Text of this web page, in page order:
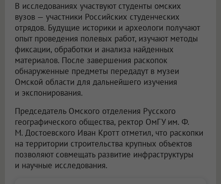
В исследованиях участвуют студенты омских
вузов — участники Российских студенческих
отрядов. Будущие историки и археологи получают
опыт проведения полевых работ, изучают методы
фиксации, обработки и анализа найденных
материалов. После завершения раскопок
обнаруженные предметы передадут в музеи
Омской области для дальнейшего изучения
и экспонирования.
Председатель Омского отделения Русского
географического общества, ректор ОмГУ им. Ф.
М. Достоевского Иван Кротт отметил, что раскопки
на территории строительства крупных объектов
позволяют совмещать развитие инфраструктуры
и научные исследования.